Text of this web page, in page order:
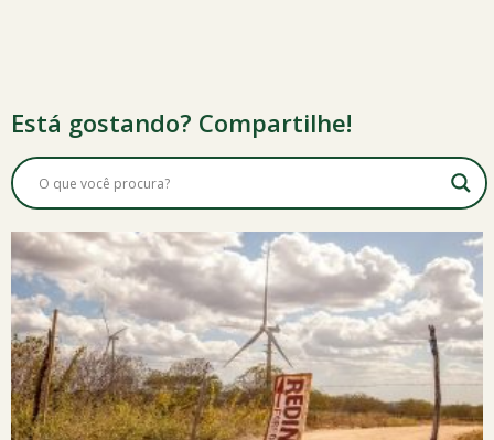
Está gostando? Compartilhe!